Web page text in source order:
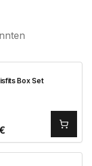
Box Set